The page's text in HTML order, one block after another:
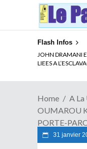
Flash Infos
ELECTION DE
Quand Patrice
Home
A La
OUMAROU
PORTE-
31 janvier